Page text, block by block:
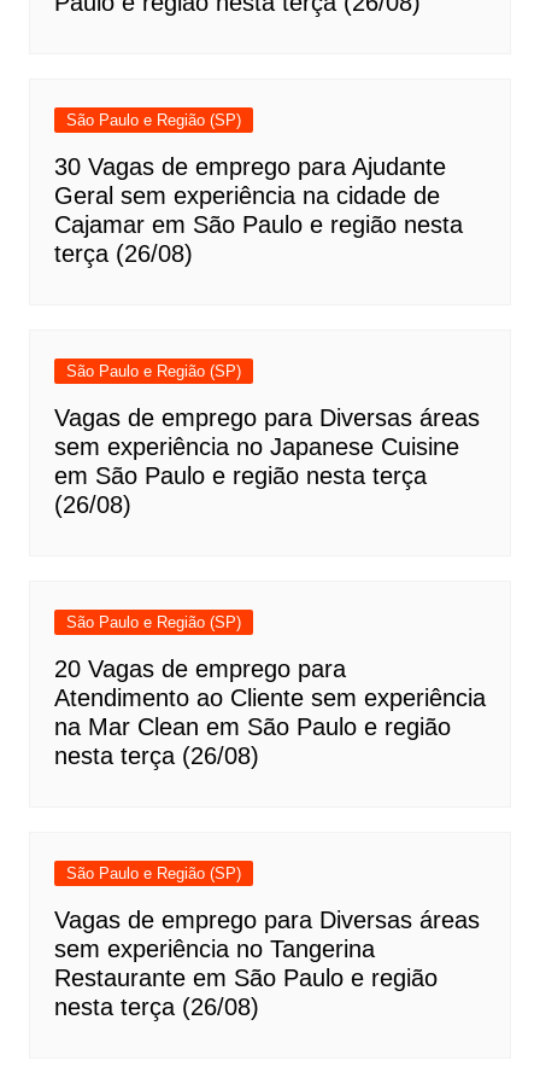
São Paulo e Região (SP)
30 Vagas de emprego para Ajudante
Geral sem experiência na cidade de
Cajamar em São Paulo e região nesta
terça (26/08)
São Paulo e Região (SP)
Vagas de emprego para Diversas áreas
sem experiência no Japanese Cuisine
em São Paulo e região nesta terça
(26/08)
São Paulo e Região (SP)
20 Vagas de emprego para
Atendimento ao Cliente sem experiência
na Mar Clean em São Paulo e região
nesta terça (26/08)
São Paulo e Região (SP)
Vagas de emprego para Diversas áreas
sem experiência no Tangerina
Restaurante em São Paulo e região
nesta terça (26/08)